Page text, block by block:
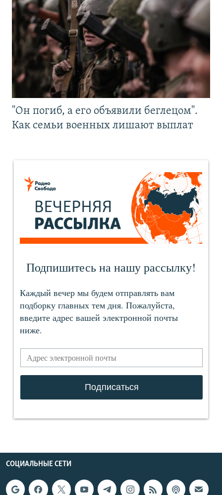
"Он погиб, а его объявили беглецом".
Как семьи военных лишают выплат
СОЦИАЛЬНЫЕ СЕТИ